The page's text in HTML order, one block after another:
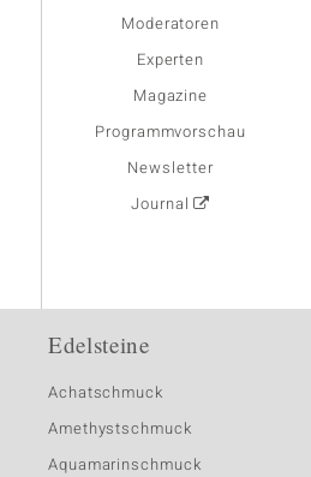
Moderatoren
Experten
Magazine
Programmvorschau
Newsletter
Journal
Edelsteine
Achatschmuck
Amethystschmuck
Aquamarinschmuck